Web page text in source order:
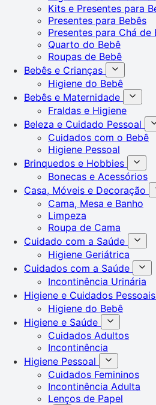
Kits e Presentes para
Presentes para Bebês
Presentes para Chá de
Quarto do Bebê
Roupas de Bebê
Bebês e Crianças
Higiene do Bebê
Bebês e Maternidade
Fraldas e Higiene
Beleza e Cuidado Pessoal
Cuidados com o Bebê
Higiene Pessoal
Brinquedos e Hobbies
Bonecas e Acessórios
Casa, Móveis e Decoração
Cama, Mesa e Banho
Limpeza
Roupa de Cama
Cuidado com a Saúde
Higiene Geriátrica
Cuidados com a Saúde
Incontinência Urinária
Higiene e Cuidados Pessoais
Higiene do Bebê
Higiene e Saúde
Cuidados Adultos
Incontinência
Higiene Pessoal
Cuidados Femininos
Incontinência Adulta
Lenços de Papel